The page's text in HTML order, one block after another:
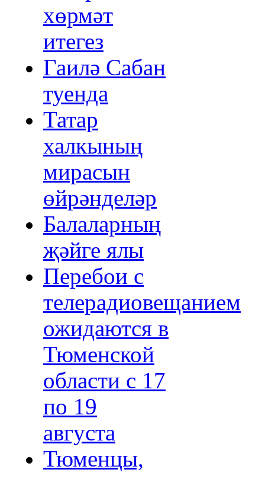
хөрмәт
итегез
Гаилә Сабан
туенда
Татар
халкының
мирасын
өйрәнделәр
Балаларның
җәйге ялы
Перебои с
телерадиовещанием
ожидаются в
Тюменской
области с 17
по 19
августа
Тюменцы,